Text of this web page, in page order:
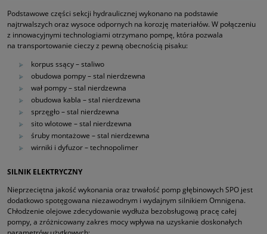
Podstawowe części sekcji hydraulicznej wykonano na podstawie
najtrwalszych oraz wysoce odpornych na korozję materiałów. W połączeniu
z innowacyjnymi technologiami otrzymano pompę, która pozwala
na transportowanie cieczy z pewną obecnością pisaku:
korpus ssący – staliwo
obudowa pompy – stal nierdzewna
wał pompy – stal nierdzewna
obudowa kabla – stal nierdzewna
sprzęgło – stal nierdzewna
sito wlotowe – stal nierdzewna
śruby montażowe – stal nierdzewna
wirniki i dyfuzor – technopolimer
SILNIK ELEKTRYCZNY
Nieprzeciętna jakość wykonania oraz trwałość pomp głębinowych SPO jest
dodatkowo spotęgowana niezawodnym i wydajnym silnikiem Omnigena.
Chłodzenie olejowe zdecydowanie wydłuża bezobsługową pracę całej
pompy, a zróżnicowany zakres mocy wpływa na uzyskanie doskonałych